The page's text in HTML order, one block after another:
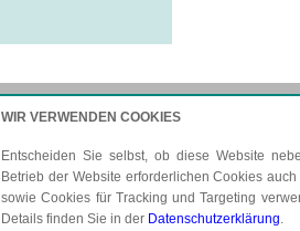
AKTUELLES
WIR VERWENDEN COOKIES
Entscheiden Sie selbst, ob diese Website
Betrieb der Website erforderlichen Cookies
sowie Cookies für Tracking und Targeting
Details finden Sie in der Datenschutzerklärung.